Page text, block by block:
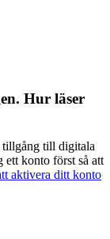
Hur läser
till digitala
konto först så att
aktivera ditt konto